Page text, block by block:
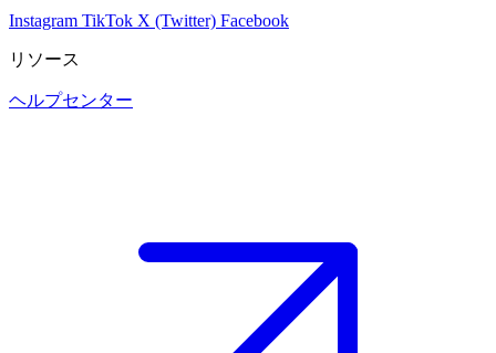
Instagram TikTok X (Twitter) Facebook
リソース
ヘルプセンター